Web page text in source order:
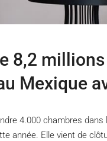
8,2 millions
Mexique
4.000 chambres
année. Elle vient de